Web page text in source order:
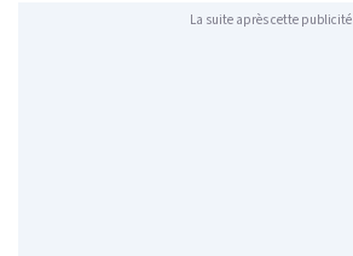
La suite après cette publicité